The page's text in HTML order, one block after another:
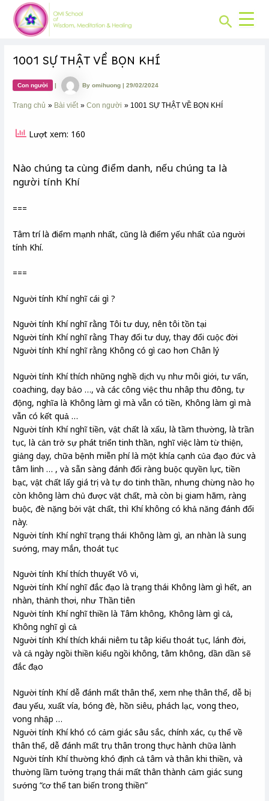
content
Search
1001 SỰ THẬT VỀ BỌN KHÍ
Con người | Byomihuong|29/02/2024
Trang chủ Bài viết Con người 1001 SỰ THẬT VỀ BỌN KHÍ
Lượt xem: 160
Nào chúng ta cùng điểm danh, nếu chúng ta là
người tính Khí
===
Tâm trí là điểm mạnh nhất, cũng là điểm yếu nhất của người
tính Khí.
===
Người tính Khí nghĩ cái gì ?
Người tính Khí nghĩ rằng Tôi tư duy, nên tôi tồn tại
Người tính Khí nghĩ rằng Thay đổi tư duy, thay đổi cuộc đời
Người tính Khí nghĩ rằng Không có gì cao hơn Chân lý
Người tính Khí thích những nghề dịch vụ như môi giới, tư vấn,
coaching, dạy bảo …, và các công việc thu nhâp thu đông, tự
động, nghĩa là Không làm gì mà vẫn có tiền, Không làm gì mà
vẫn có kết quả …
Người tính Khí nghĩ tiền, vật chất là xấu, là tầm thường, là trần
tục, là cản trở sự phát triển tinh thần, nghĩ việc làm từ thiện,
giảng dạy, chữa bệnh miễn phí là một khía cạnh của đạo đức và
tâm linh … , và sẵn sàng đánh đổi ràng buộc quyền lực, tiền
bạc, vật chất lấy giá trị và tự do tinh thần, nhưng chừng nào họ
còn không làm chủ được vật chất, mà còn bị giam hãm, ràng
buộc, đè nặng bởi vật chất, thì Khí không có khả năng đánh đổi
này.
Người tính Khí nghĩ trạng thái Không làm gì, an nhàn là sung
sướng, may mắn, thoát tục
Người tính Khí thích thuyết Vô vi,
Người tính Khí nghĩ đắc đạo là trạng thái Không làm gì hết, an
nhàn, thảnh thơi, như Thần tiên
Người tính Khí nghĩ thiền là Tâm không, Không làm gì cả,
Không nghĩ gì cả
Người tính Khí thích khái niêm tu tâp kiểu thoát tục, lánh đời,
và cả ngày ngồi thiền kiểu ngồi không, tâm không, dần dần sẽ
đắc đạo
Người tính Khí dễ đánh mất thân thể, xem nhẹ thân thể, dễ bị
đau yếu, xuất vía, bóng đè, hồn siêu, phách lạc, vong theo,
vong nhập …
Người tính Khí khó có cảm giác sâu sắc, chính xác, cụ thể về
thân thể, dễ đánh mất trụ thân trong thực hành chữa lành
Người tính Khí thường khó định cả tâm và thân khi thiền, và
thường lầm tưởng trạng thái mất thân thành cảm giác sung
sướng “cơ thể tan biến trong thiền”
Post
navigation
CHUYÊN
MỤC: